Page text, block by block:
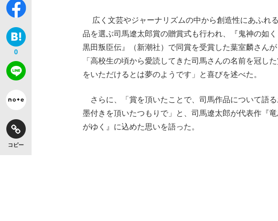
「目標達成できなかったからと言って…」サッカー日本代表・森
0
コピー
広く文芸やジャーナリズムの中から創造性にあふれ
品を選ぶ司馬遼太郎賞の贈賞式も行われ、『鬼神の如
黒田叛臣伝』（新潮社）で同賞を受賞した葉室麟さんが
「高校生の頃から愛読してきた司馬さんの名前を冠し
をいただけるとは夢のようです」と喜びを述べた。
さらに、「賞を頂いたことで、司馬作品について語る
墨付きを頂いたつもりで」と、司馬遼太郎が代表作『
がゆく』に込めた思いを語った。